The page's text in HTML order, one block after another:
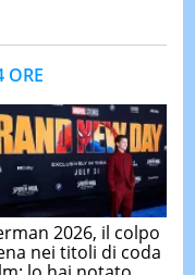
ORE
2026, il colpo
nei titoli di coda